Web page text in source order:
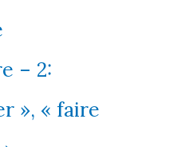
– 2:
», « faire